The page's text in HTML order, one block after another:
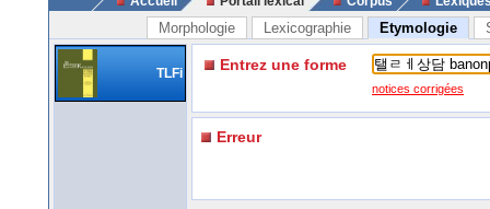
Morphologie Lexicographie Etymologie
TLFi Entrez une forme
notices corrigées
Erreur